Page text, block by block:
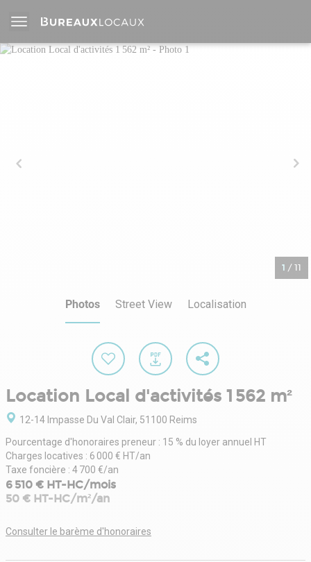
1 / 11
Photos Street View Localisation
Location Local d'activités 1 562 m²
12-14 Impasse Du Val Clair, 51100 Reims
Pourcentage d'honoraires preneur : 15 % du loyer annuel HT
Charges locatives : 6 000 € HT/an
Taxe foncière : 4 700 €/an
6 510 € HT-HC/mois
50 € HT-HC/m²/an
Consulter le barème d'honoraires